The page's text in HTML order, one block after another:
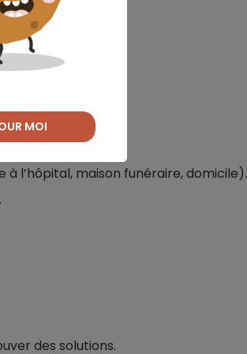
l’hôpital, maison funéraire, domicile).
des solutions.
MOI